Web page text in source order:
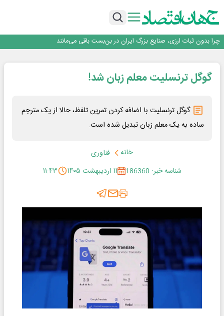
افزایش قیمت بلیت اتوبوس فصلی شد؟
رانندگان انگلیسی به سرقت سوخت روی آوردند!
روزنامه ۱۷ مرداد
افزایش قیمت بلیت اتوبوس فصلی شد؟
گوگل ترنسلیت معلم زبان شد!
گوگل ترنسلیت با اضافه کردن تمرین تلفظ، حالا از یک مترجم
ساده به یک معلم زبان تبدیل شده است.
خانه
فناوری
شناسه خبر: 186360
۱۱ اردیبهشت ۱۴۰۵ ۱۱:۴۳